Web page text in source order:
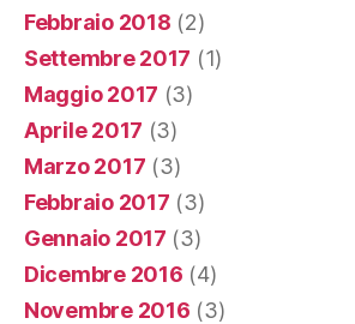
Febbraio 2018 (2)
Settembre 2017 (1)
Maggio 2017 (3)
Aprile 2017 (3)
Marzo 2017 (3)
Febbraio 2017 (3)
Gennaio 2017 (3)
Dicembre 2016 (4)
Novembre 2016 (3)